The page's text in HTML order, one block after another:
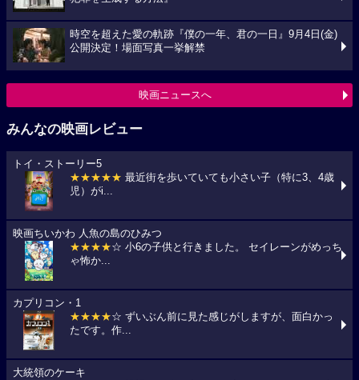
時空を超えた愛の軌跡『僕の一年、君の一日』9月4日(金)
公開決定！場面写真一挙解禁
映画ニュースへ
みんなの映画レビュー
トイ・ストーリー5
★★★★★ 最近街を歩いていても小さい子（特に3、4歳
児）がi...
映画ちいかわ 人魚の島のひみつ
★★★★☆ 小6の子供と行きました。 セイレーンがめっち
ゃ怖か...
カプリコン・1
★★★★☆ ずいぶん前に見た感じがしますが、面白かっ
たです。作...
大統領のケーキ